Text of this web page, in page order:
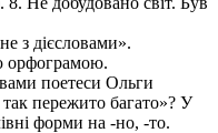
з дієсловами».
орфограмою.
поетеси Ольги
пережито багато»? У
форми на -но, -то.